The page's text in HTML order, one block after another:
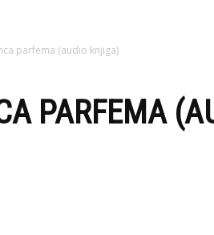
parfema (audio knjiga)
PARFEMA